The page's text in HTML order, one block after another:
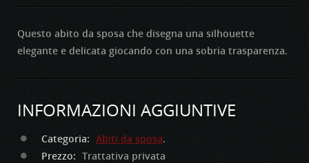
Questo abito da sposa che disegna una silhouette
elegante e delicata giocando con una sobria trasparenza.
INFORMAZIONI AGGIUNTIVE
Categoria: Abiti da sposa.
Prezzo: Trattativa privata